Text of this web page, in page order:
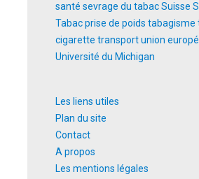
santé sevrage du tabacSuisse
Tabac prise de poids tabagisme
cigarette transportunion
Université du Michigan
Les liens utiles
Plan du site
Contact
A propos
Les mentions légales